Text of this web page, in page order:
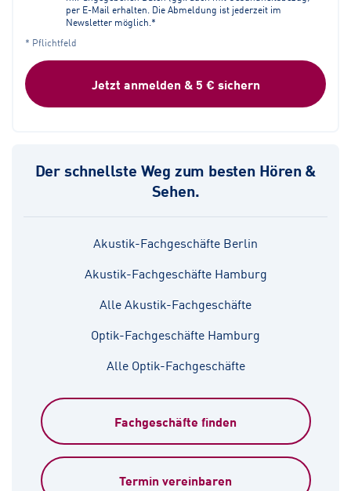
per E-Mail erhalten. Die Abmeldung ist jederzeit im
Newsletter möglich.*
* Pflichtfeld
Jetzt anmelden & 5 € sichern
Der schnellste Weg zum besten Hören &
Sehen.
Akustik-Fachgeschäfte Berlin
Akustik-Fachgeschäfte Hamburg
Alle Akustik-Fachgeschäfte
Optik-Fachgeschäfte Hamburg
Alle Optik-Fachgeschäfte
Fachgeschäfte finden
Termin vereinbaren